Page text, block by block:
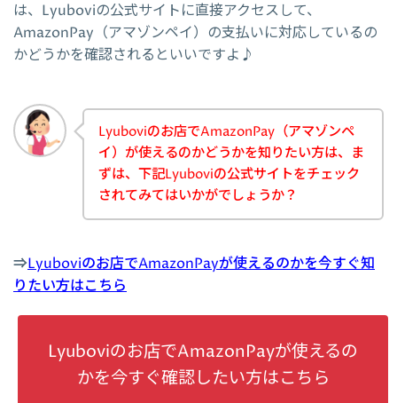
は、Lyuboviの公式サイトに直接アクセスして、
AmazonPay（アマゾンペイ）の支払いに対応しているの
かどうかを確認されるといいですよ♪
Lyuboviのお店でAmazonPay（アマゾンペ
イ）が使えるのかどうかを知りたい方は、ま
ずは、下記Lyuboviの公式サイトをチェック
されてみてはいかがでしょうか？
⇒Lyuboviのお店でAmazonPayが使えるのかを今すぐ知
りたい方はこちら
Lyuboviのお店でAmazonPayが使えるの
かを今すぐ確認したい方はこちら